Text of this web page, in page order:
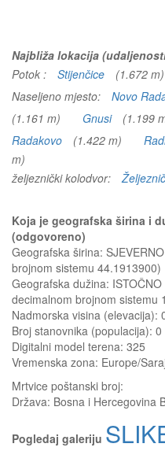
Najbliža lokacija
Potok :
Stijenčice (1.672
Naseljeno mjesto:
Novo
(1.161 m)
Gnusi (1.199
Radakovo
(1.422 m)
m)
željeznički kolodvor:
Koja je geografska širina i
(odgovoreno)
Geografska širina:
brojnom sistemu 44.1913900)
Geografska dužina:
decimalnom brojnom sistemu
Nadmorska visina (elevacija):
Broj stanovnika (populacija): 0
Digitalni model terena: 325
Vremenska zona: Europe/
Mrtvice poštanski broj:
Država: Bosna i Hercegovina
Pogledaj galeriju